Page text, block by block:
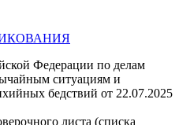
Федерации по делам
ситуациям и
бедствий от 22.07.2025
листа (списка